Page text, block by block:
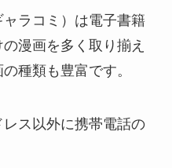
ラコミ）は電子書籍
漫画を多く取り揃え
種類も豊富です。
ス以外に携帯電話の